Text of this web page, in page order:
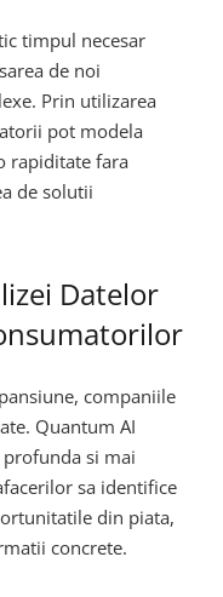
timpul necesar
de noi
Prin utilizarea
pot modela
rapiditate fara
de solutii
Datelor
companiile
Quantum AI
profunda si mai
sa identifice
din piata,
concrete.